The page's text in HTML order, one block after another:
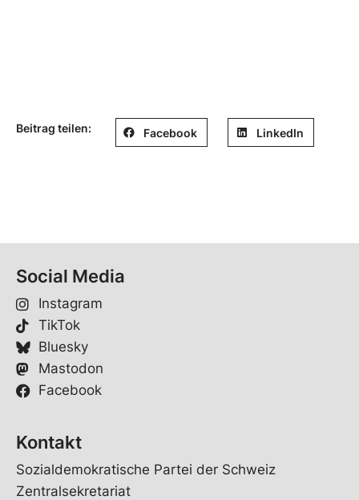
Beitrag teilen: Facebook LinkedIn
Social Media
Instagram
TikTok
Bluesky
Mastodon
Facebook
Kontakt
Sozialdemokratische Partei der Schweiz
Zentralsekretariat